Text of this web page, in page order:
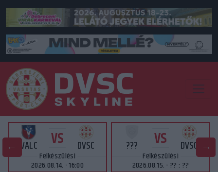
VALC VS DVSC
Felkészülési
2026.08.14. - 16:00
??? VS DVSC
Felkészülési
2026.08.15. - ?? : ??